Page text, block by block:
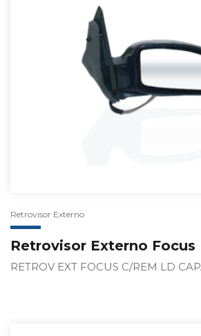
Retrovisor Externo
Retrovisor Externo Focus
RETROV EXT FOCUS C/REM LD